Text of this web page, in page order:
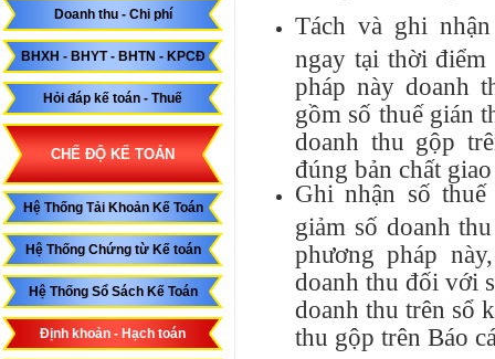
Doanh thu - Chi phí
BHXH - BHYT - BHTN - KPCĐ
Hỏi đáp kế toán - Thuế
CHẾ ĐỘ KẾ TOÁN
Hệ Thống Tải Khoản Kế Toán
Hệ Thống Chứng từ Kế toán
Hệ Thống Sổ Sách Kế Toán
Định khoản - Hạch toán
Tách và ghi
ngay tại thời điểm
pháp này doanh
gồm số thuế gián
doanh thu gộp
đúng bản chất
Ghi nhận số
giảm số doanh
phương pháp
doanh thu đối với
doanh thu trên sổ
thu gộp trên Báo